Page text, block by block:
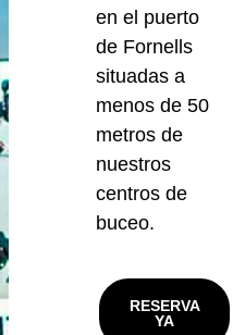
en el puerto
de Fornells
situadas a
menos de 50
metros de
nuestros
centros de
buceo.
RESERVA
YA